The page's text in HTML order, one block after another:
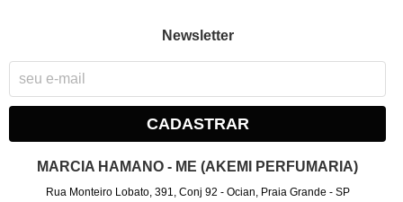
Newsletter
CADASTRAR
MARCIA HAMANO - ME (AKEMI PERFUMARIA)
Rua Monteiro Lobato, 391, Conj 92 - Ocian, Praia Grande - SP